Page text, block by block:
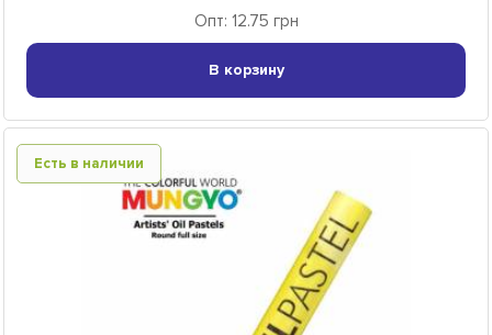
Опт: 12.75 грн
В корзину
Есть в наличии